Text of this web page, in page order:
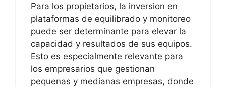
Para los propietarios, la inversion en
plataformas de equilibrado y monitoreo
puede ser determinante para elevar la
capacidad y resultados de sus equipos.
Esto es especialmente relevante para
los empresarios que gestionan
pequenas y medianas empresas, donde